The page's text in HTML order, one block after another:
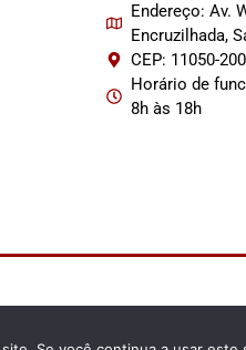
Endereço: Av.
Encruzilhada,
CEP: 11050-200
Horário de
8h às 18h